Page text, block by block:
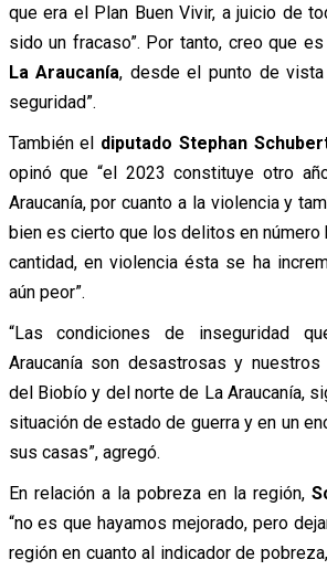
que era el Plan Buen Vivir, a juicio de
sido un fracaso”. Por tanto, creo que
La Araucanía, desde el punto de
seguridad”.
También el diputado Stephan
opinó que “el 2023 constituye otro
Araucanía, por cuanto a la violencia y
bien es cierto que los delitos en número
cantidad, en violencia ésta se ha
aún peor”.
“Las condiciones de inseguridad
Araucanía son desastrosas y
del Biobío y del norte de La Araucanía,
situación de estado de guerra y en un
sus casas”, agregó.
En relación a la pobreza en la región,
“no es que hayamos mejorado, pero
región en cuanto al indicador de